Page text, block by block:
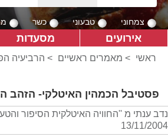
צמחוני טבעוני כשר
אירועים מסעדות
ראשי > מאמרים ראשיים > הרביעיה
פסטיבל הכמהין האיטלקי- הזהב
נדב ענתי מ ''החוויה האיטלקית הסיפור
13/11/2004